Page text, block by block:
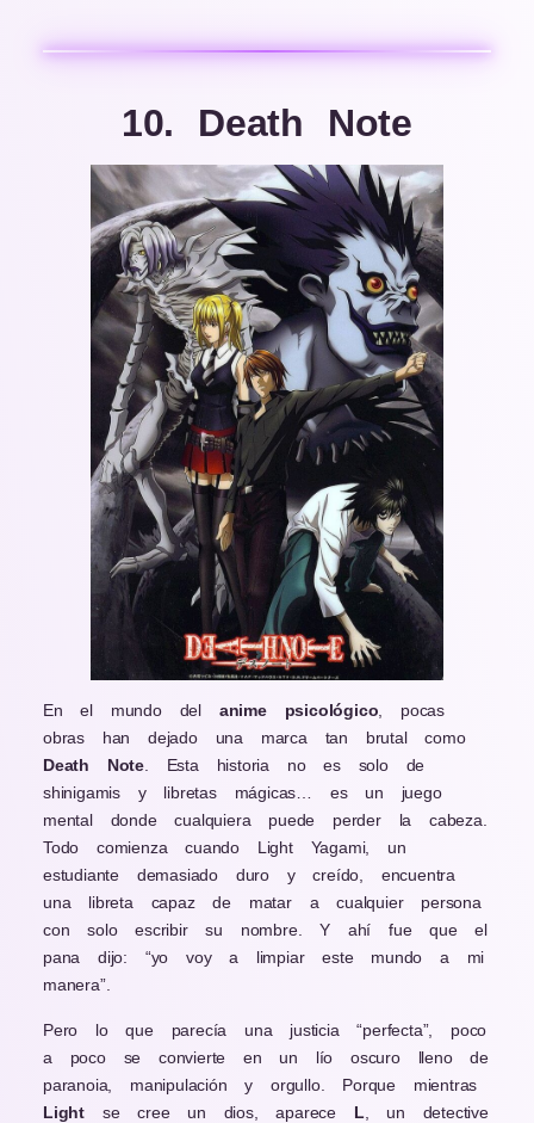
10. Death Note
En el mundo del anime psicológico, pocas
obras han dejado una marca tan brutal como
Death Note. Esta historia no es solo de
shinigamis y libretas mágicas… es un juego
mental donde cualquiera puede perder la cabeza.
Todo comienza cuando Light Yagami, un
estudiante demasiado duro y creído, encuentra
una libreta capaz de matar a cualquier persona
con solo escribir su nombre. Y ahí fue que el
pana dijo: “yo voy a limpiar este mundo a mi
manera”.
Pero lo que parecía una justicia “perfecta”, poco
a poco se convierte en un lío oscuro lleno de
paranoia, manipulación y orgullo. Porque mientras
Light se cree un dios, aparece L , un detective